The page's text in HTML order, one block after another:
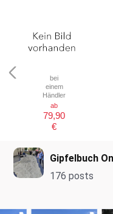
bei
einem
Händler
ab
79,90
€